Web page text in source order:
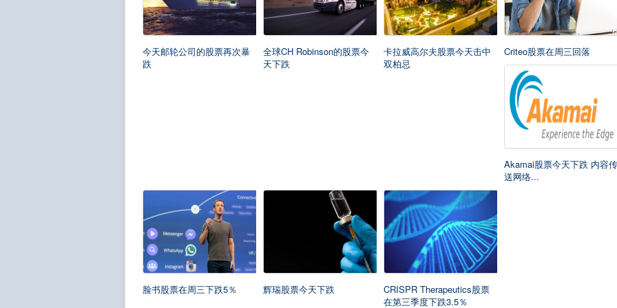
今天邮轮公司的股票再次暴
跌
全球CH Robinson的股票今
天下跌
卡拉威高尔夫股票今天击中
双柏忌
Criteo股票在周三回落
Akamai股票今天下跌 内容传
送网络...
脸书股票在周三下跌5％ 辉瑞股票今天下跌
CRISPR Therapeutics股票
在第三季度下跌3.5％